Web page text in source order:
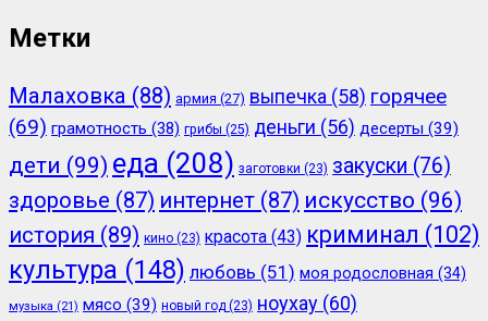
Метки
Малаховка (88) армия (27) выпечка (58) горячее
(69) грамотность (38) грибы (25) деньги (56) десерты (39)
дети (99) еда (208) заготовки (23) закуски (76)
здоровье (87) интернет (87) искусство (96)
история (89) кино (23) красота (43) криминал (102)
культура (148) любовь (51) моя родословная (34)
музыка (21) мясо (39) новый год (23) ноухау (60)